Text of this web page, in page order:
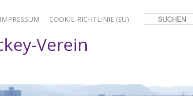
IMPRESSUM COOKIE-RICHTLINIE (EU)
Verein